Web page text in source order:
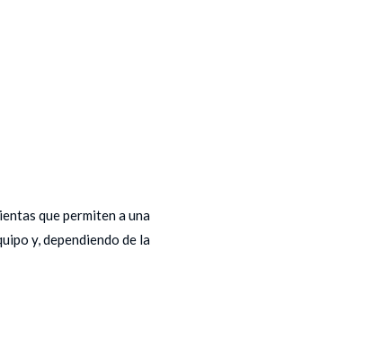
que permiten a una
y, dependiendo de la